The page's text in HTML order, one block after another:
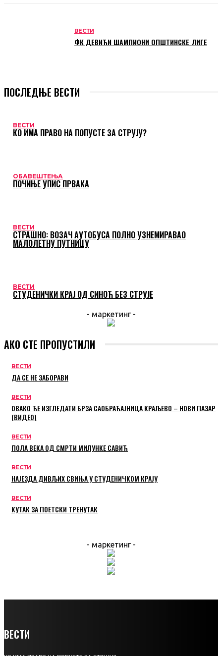
ВЕСТИ
ФК ДЕВИЋИ ШАМПИОНИ ОПШТИНСКЕ ЛИГЕ
ПОСЛЕДЊЕ ВЕСТИ
ВЕСТИ
КО ИМА ПРАВО НА ПОПУСТЕ ЗА СТРУЈУ?
ОБАВЕШТЕЊА
ПОЧИЊЕ УПИС ПРВАКА
ВЕСТИ
СТРАШНО: ВОЗАЧ АУТОБУСА ПОЛНО УЗНЕМИРАВАО
МАЛОЛЕТНУ ПУТНИЦУ
ВЕСТИ
СТУДЕНИЧКИ КРАЈ ОД СИНОЋ БЕЗ СТРУЈЕ
- маркетинг -
АКО СТЕ ПРОПУСТИЛИ
ВЕСТИ
ДА СЕ НЕ ЗАБОРАВИ
ВЕСТИ
ОВАКО ЋЕ ИЗГЛЕДАТИ БРЗА САОБРАЋАЈНИЦА КРАЉЕВО – НОВИ ПАЗАР
(ВИДЕО)
ВЕСТИ
ПОЛА ВЕКА ОД СМРТИ МИЛУНКЕ САВИЋ
ВЕСТИ
НАЈЕЗДА ДИВЉИХ СВИЊА У СТУДЕНИЧКОМ КРАЈУ
ВЕСТИ
КУТАК ЗА ПОЕТСКИ ТРЕНУТАК
- маркетинг -
ВЕСТИ